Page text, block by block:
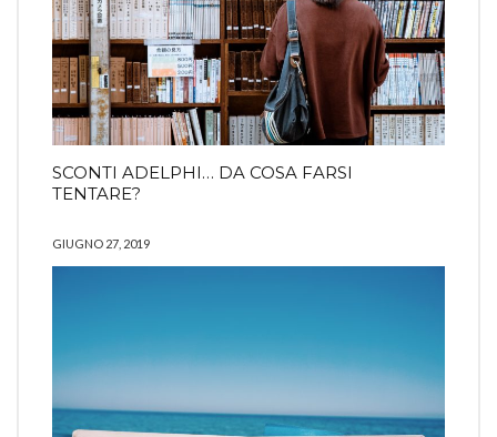
SCONTI ADELPHI… DA COSA FARSI
TENTARE?
GIUGNO 27, 2019